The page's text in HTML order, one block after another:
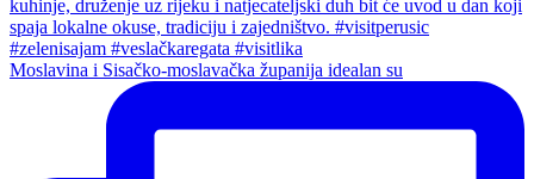
Moslavina i Sisačko-moslavačka županija idealan su